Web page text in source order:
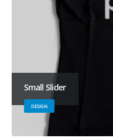
Small Slider
DESIGN